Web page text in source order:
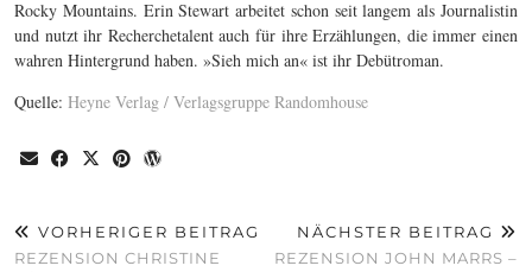
Rocky Mountains. Erin Stewart arbeitet schon seit langem als Journalistin
und nutzt ihr Recherchetalent auch für ihre Erzählungen, die immer einen
wahren Hintergrund haben. »Sieh mich an« ist ihr Debütroman.
Quelle: Heyne Verlag / Verlagsgruppe Randomhouse
VORHERIGER BEITRAG
REZENSION CHRISTINE
NÄCHSTER BEITRAG
REZENSION JOHN MARRS –